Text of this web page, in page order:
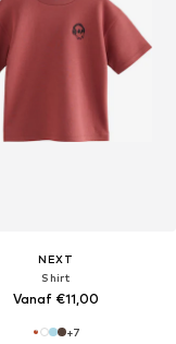
NEXT
Shirt
Vanaf €11,00
+7